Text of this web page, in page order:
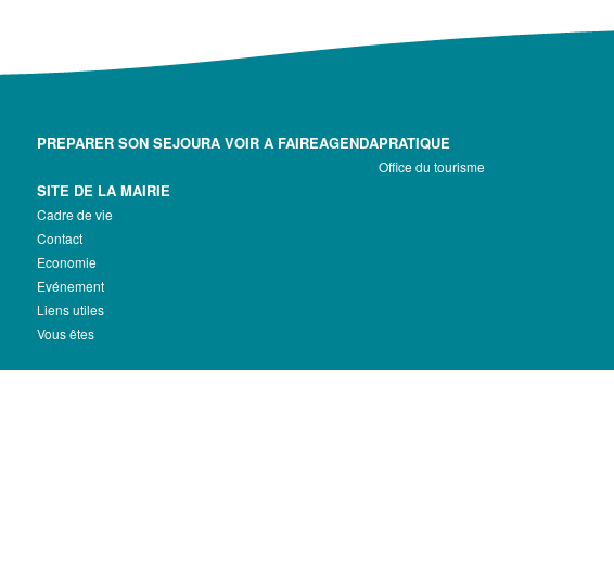
PREPARER SON SEJOURA VOIR A FAIREAGENDAPRATIQUE
Office du tourisme
SITE DE LA MAIRIE
Cadre de vie
Contact
Economie
Evénement
Liens utiles
Vous êtes